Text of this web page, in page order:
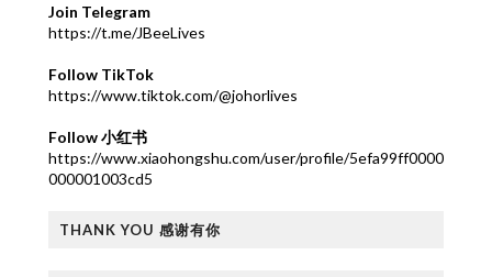
Join Telegram
https://t.me/JBeeLives
Follow TikTok
https://www.tiktok.com/@johorlives
Follow 小红书
https://www.xiaohongshu.com/user/profile/5efa99ff0000
000001003cd5
THANK YOU 感谢有你